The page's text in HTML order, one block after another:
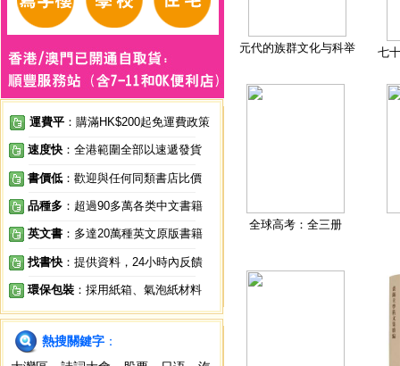
運費平 ：購滿HK$200起免運費政策
速度快 ：全港範圍全部以速遞發貨
書價低 ：歡迎與任何同類書店比價
品種多 ：超過90多萬各类中文書籍
英文書 ：多達20萬種英文原版書籍
找書快 ：提供資料，24小時內反饋
環保包裝 ：採用紙箱、氣泡紙材料
熱搜關鍵字 ：
元代的族群文化与科举 七
全球高考：全三册